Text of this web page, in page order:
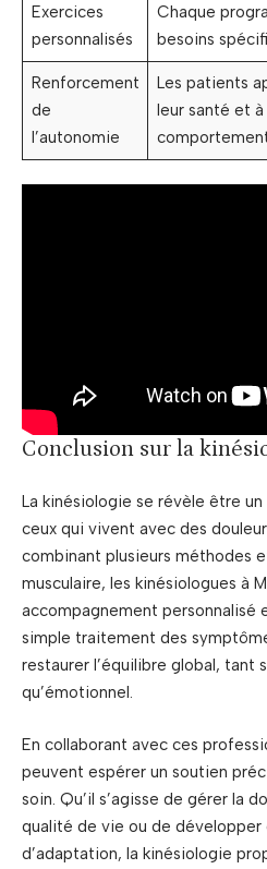
Exercices
personnalisés
Chaque
besoins
Renforcement
de
l’autonomie
Les patients
leur santé et
Conclusion sur la
La kinésiologie se révèle être
ceux qui vivent avec des
combinant plusieurs méthodes
musculaire, les kinésiologues à
accompagnement personnalisé
simple traitement des
restaurer l’équilibre global, tant
qu’émotionnel.
En collaborant avec ces
peuvent espérer un soutien
soin. Qu’il s’agisse de gérer la
qualité de vie ou de développer
d’adaptation, la kinésiologie